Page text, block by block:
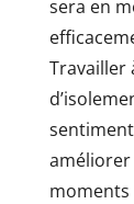
sera en
Travailler
améliorer
moments